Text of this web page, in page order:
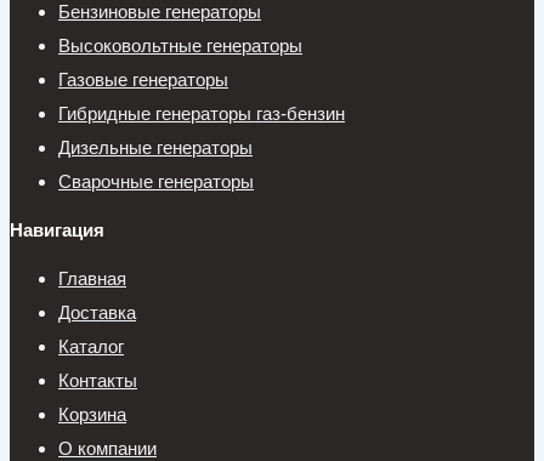
Бензиновые генераторы
Высоковольтные генераторы
Газовые генераторы
Гибридные генераторы газ-бензин
Дизельные генераторы
Сварочные генераторы
Навигация
Главная
Доставка
Каталог
Контакты
Корзина
О компании